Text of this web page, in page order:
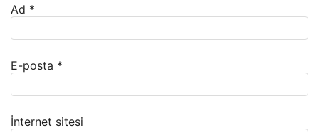
Ad *
E-posta *
İnternet sitesi